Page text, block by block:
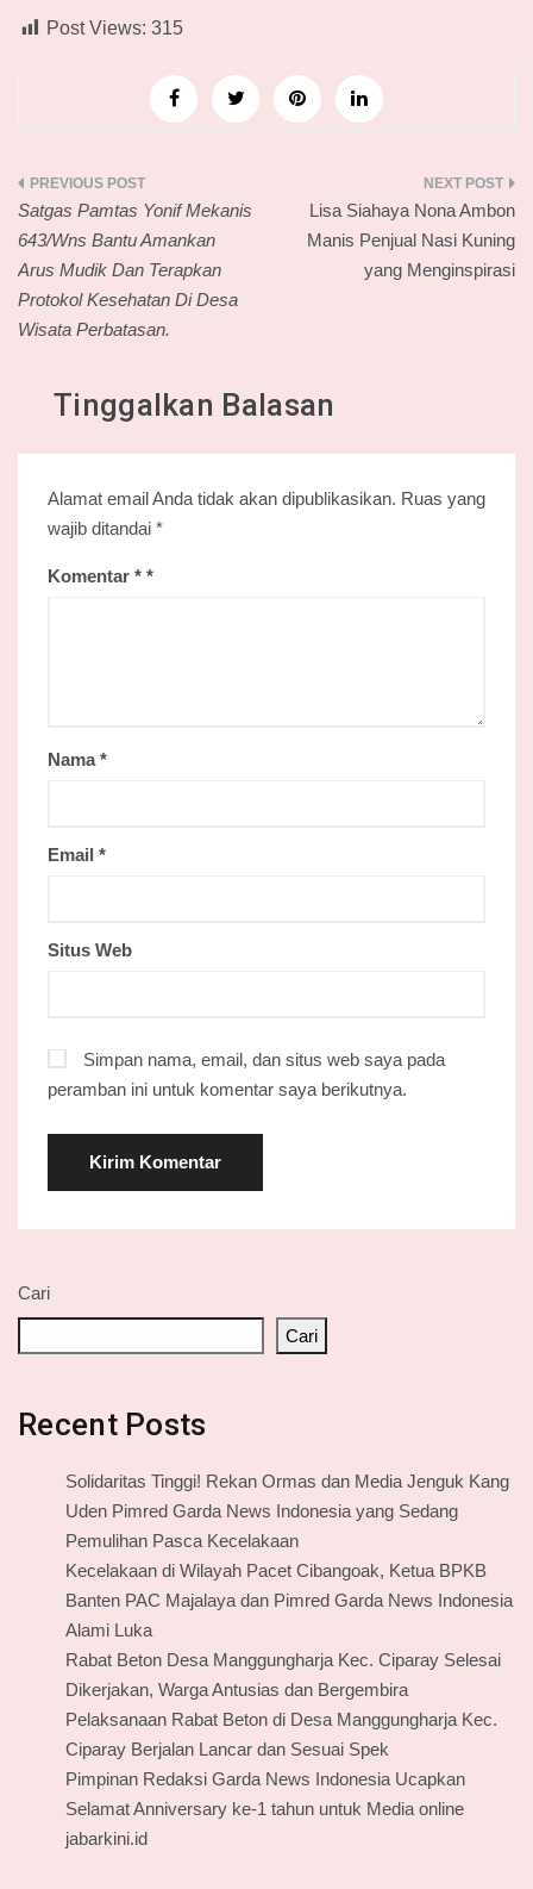
Post Views: 315
Navigasi
pos
Satgas Pamtas Yonif Mekanis
643/Wns Bantu Amankan
Arus Mudik Dan Terapkan
Protokol Kesehatan Di Desa
Wisata Perbatasan.
Lisa Siahaya Nona Ambon
Manis Penjual Nasi Kuning
yang Menginspirasi
Tinggalkan Balasan
Alamat email Anda tidak akan dipublikasikan. Ruas yang
wajib ditandai *
Komentar *
Nama*
Email *
Situs Web
Simpan nama, email, dan situs web saya pada
peramban ini untuk komentar saya berikutnya.
Cari
Cari
Recent Posts
Solidaritas Tinggi! Rekan Ormas dan Media Jenguk Kang
Uden Pimred Garda News Indonesia yang Sedang
Pemulihan Pasca Kecelakaan
Kecelakaan di Wilayah Pacet Cibangoak, Ketua BPKB
Banten PAC Majalaya dan Pimred Garda News Indonesia
Alami Luka
Rabat Beton Desa Manggungharja Kec. Ciparay Selesai
Dikerjakan, Warga Antusias dan Bergembira
Pelaksanaan Rabat Beton di Desa Manggungharja Kec.
Ciparay Berjalan Lancar dan Sesuai Spek
Pimpinan Redaksi Garda News Indonesia Ucapkan
Selamat Anniversary ke-1 tahun untuk Media online
jabarkini.id